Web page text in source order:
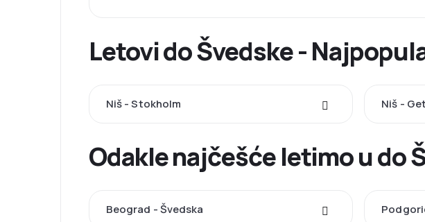
Letovi do Švedske -
Niš - Stokholm Niš -
Odakle najčešće letimo u do
Beograd - Švedska